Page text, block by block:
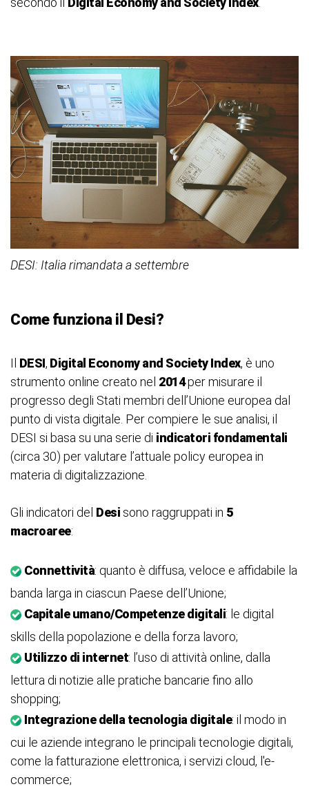
DESI: Italia rimandata a settembre
Come funziona il Desi?
Il DESI, Digital Economy and Society Index, è uno
strumento online creato nel 2014per misurare il
progresso degli Stati membri dell’Unione europea dal
punto di vista digitale. Per compiere le sue analisi, il
DESI si basa su una serie di indicatori fondamentali
(circa 30) per valutare l’attuale policy europea in
materia di digitalizzazione.
Gli indicatori del Desi sono raggruppati in 5
macroaree:
Connettività: quanto è diffusa, veloce e affidabile la
banda larga in ciascun Paese dell’Unione;
Capitale umano/Competenze digitali: le digital
skills della popolazione e della forza lavoro;
Utilizzo di internet: l’uso di attività online, dalla
lettura di notizie alle pratiche bancarie fino allo
shopping;
Integrazione della tecnologia digitale: il modo in
cui le aziende integrano le principali tecnologie digitali,
come la fatturazione elettronica, i servizi cloud, l'e-
commerce;